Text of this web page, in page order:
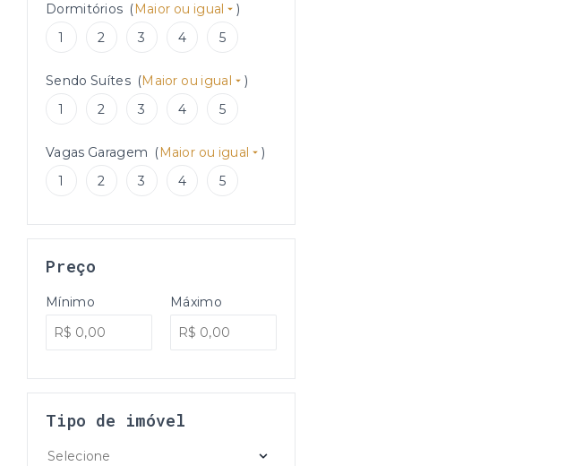
Dormitórios (Maior ou igual
)
1
2 3 4 5
Sendo Suítes (Maior ou igual
)
1
2 3 4 5
Vagas Garagem (Maior ou igual
)
1
2 3 4 5
Preço
Mínimo Máximo
Tipo de imóvel
Selecione